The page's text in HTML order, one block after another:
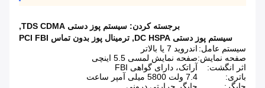
برجسته کردن: سیستم پوز دستی TDS CDMA
,
سیستم پوز دستی DC HSPA
, ترمینال پوز بدون تماس PCI FBI
سیستم عامل: اندروید 7 یا بالاتر
صفحه نمایش:صفحه نمایش لمسی 5.5 اینچی
اثر انگشت:
آراتک، دارای گواهی FBI
باتری:
7.4 ولت 5800 میلی آمپر ساعت